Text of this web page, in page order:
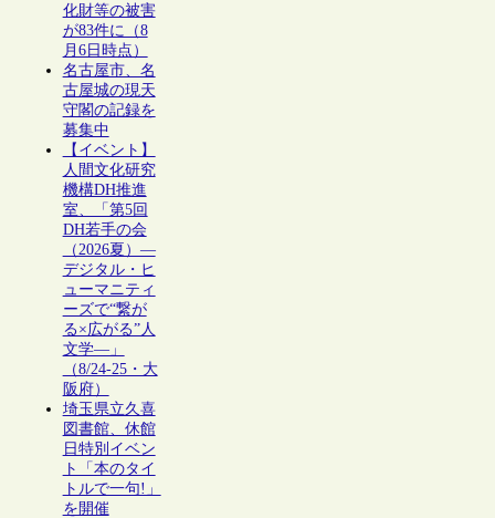
化財等の被害
が83件に（8
月6日時点）
名古屋市、名
古屋城の現天
守閣の記録を
募集中
【イベント】
人間文化研究
機構DH推進
室、「第5回
DH若手の会
（2026夏）―
デジタル・ヒ
ューマニティ
ーズで“繋が
る×広がる”人
文学―」
（8/24-25・大
阪府）
埼玉県立久喜
図書館、休館
日特別イベン
ト「本のタイ
トルで一句!」
を開催